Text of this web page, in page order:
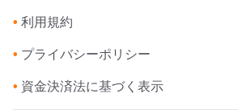
• 利用規約
• プライバシーポリシー
• 資金決済法に基づく表示